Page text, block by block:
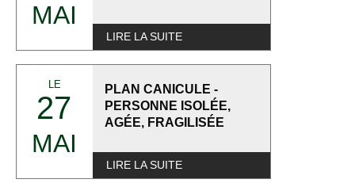
MAI
LIRE LA SUITE
LE
27
MAI
PLAN CANICULE -
PERSONNE ISOLÉE,
AGÉE, FRAGILISÉE
LIRE LA SUITE